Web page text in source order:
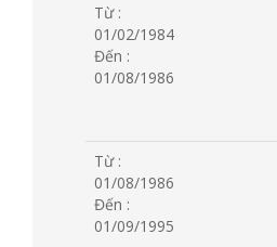
Từ :
01/02/1984
Đến :
01/08/1986
Từ :
01/08/1986
Đến :
01/09/1995